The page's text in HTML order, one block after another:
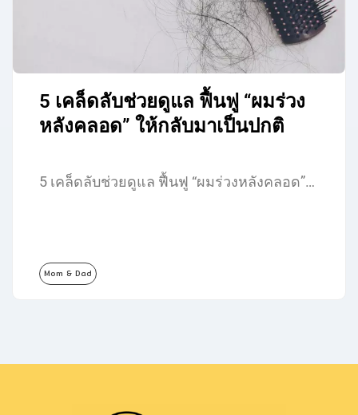
5 เคล็ดลับช่วยดูแล ฟื้นฟู “ผมร่วง
หลังคลอด” ให้กลับมาเป็นปกติ
5 เคล็ดลับช่วยดูแล ฟื้นฟู “ผมร่วงหลังคลอด”…
Mom & Dad